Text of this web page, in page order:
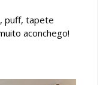
puff, tapete
aconchego!